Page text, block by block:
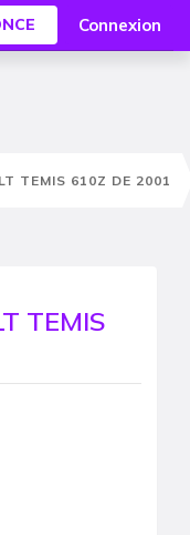
Connexion
TEMIS 610Z DE 2001
TEMIS